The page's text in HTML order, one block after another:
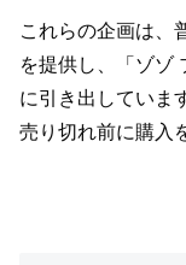
これらの企画は、
を提供し、「ゾゾ
に引き出していま
売り切れ前に購入